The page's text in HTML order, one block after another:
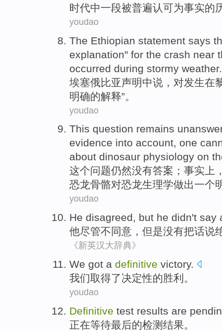
时代中一段被普遍认可为事实的
youdao
The Ethiopian statement says
explanation" for the crash near
occurred during stormy weather.
埃塞俄比亚声明中说 ，对发生在
明确的解释”。
youdao
This question remains
evidence into account, one
about dinosaur physiology on
这个问题仍然没有答案 ； 事实上
恐龙骨骼对恐龙生理学做出一个
youdao
He disagreed, but he didn't say
他尽管不同意 ， 但是没有把话说
《新英汉大辞典》
We got a definitive victory.
我们取得了决定性的胜利。
youdao
Definitive test results are
正在等待最后的检测 结果。